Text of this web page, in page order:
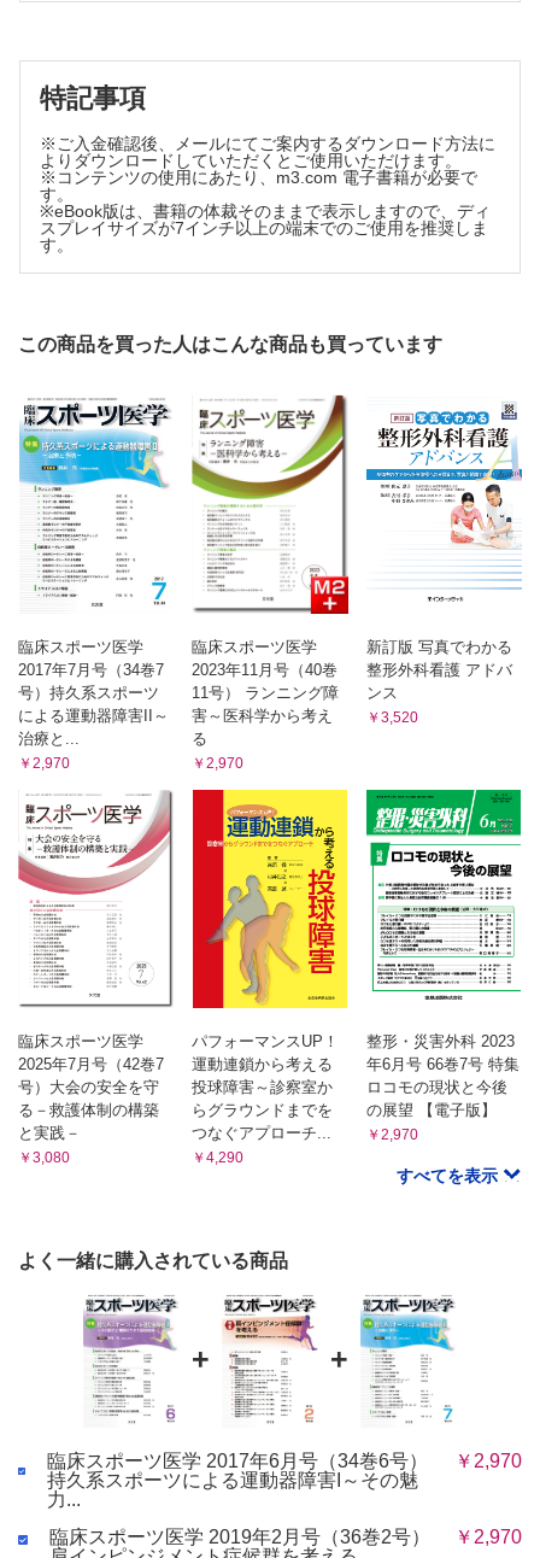
特記事項
※ご入金確認後、メールにてご案内するダウンロード方法に
よりダウンロードしていただくとご使用いただけます。
※コンテンツの使用にあたり、m3.com 電子書籍が必要で
す。
※eBook版は、書籍の体裁そのままで表示しますので、ディ
スプレイサイズが7インチ以上の端末でのご使用を推奨しま
す。
この商品を買った人はこんな商品も買っています
臨床スポーツ医学
2017年7月号（34巻7
号）持久系スポーツ
による運動器障害II～
治療と...
￥2,970
臨床スポーツ医学
2023年11月号（40巻
11号） ランニング障
害～医科学から考え
る
￥2,970
新訂版 写真でわかる
整形外科看護 アドバ
ンス
￥3,520
臨床スポーツ医学
2025年7月号（42巻7
号）大会の安全を守
る－救護体制の構築
と実践－
￥3,080
パフォーマンスUP！
運動連鎖から考える
投球障害～診察室か
らグラウンドまでを
つなぐアプローチ...
￥4,290
整形・災害外科 2023
年6月号 66巻7号 特集
ロコモの現状と今後
の展望 【電子版】
￥2,970
すべてを表示
よく一緒に購入されている商品
+ +
臨床スポーツ医学 2017年6月号（34巻6号）
持久系スポーツによる運動器障害I～その魅
力...
￥2,970
臨床スポーツ医学 2019年2月号（36巻2号）
￥2,970